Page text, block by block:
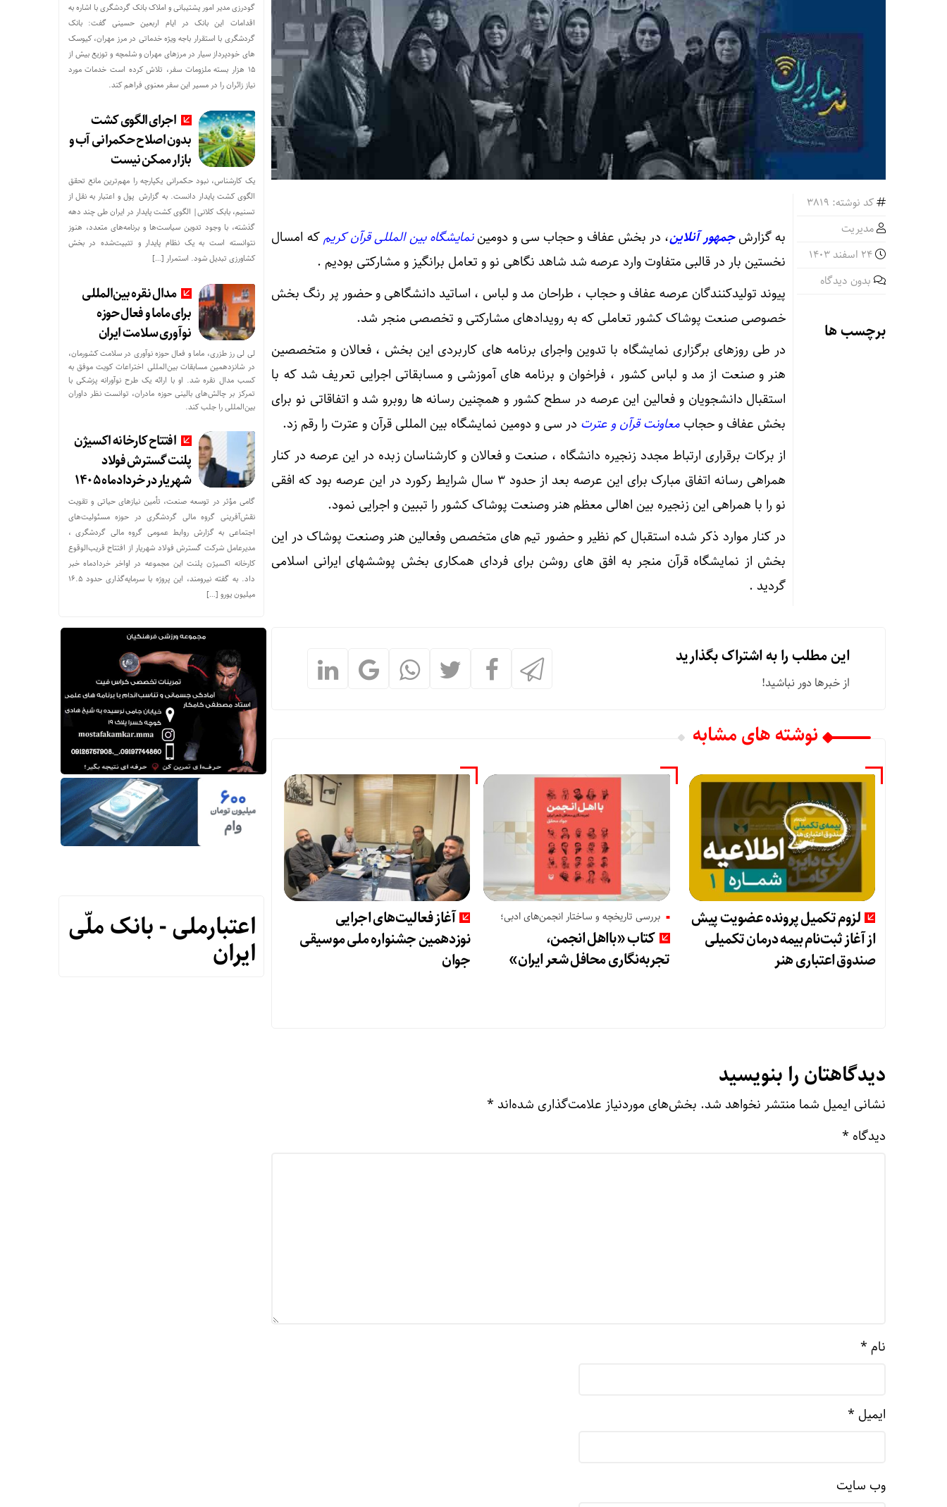
کد نوشته: 3819
مدیریت
بدون دیدگاه
برچسب ها
به گزارشجمهور آنلاین، در بخش عفاف و حجاب سی و دومیننمایشگاه بین المللی قرآن کریمکه امسال
نخستین بار در قالبی متفاوت وارد عرصه شد شاهد نگاهی نو و تعامل برانگیز و مشارکتی بودیم .
پیوند تولیدکنندگان عرصه عفاف و حجاب ، طراحان مد و لباس ، اساتید دانشگاهی و حضور پر رنگ بخش
خصوصی صنعت پوشاک کشور تعاملی که به رویدادهای مشارکتی و تخصصی منجر شد.
در طی روزهای برگزاری نمایشگاه با تدوین واجرای برنامه های کاربردی این بخش ، فعالان و متخصصین
هنر و صنعت از مد و لباس کشور ، فراخوان و برنامه های آموزشی و مسابقاتی اجرایی تعریف شد که با
استقبال دانشجویان و فعالین این عرصه در سطح کشور و همچنین رسانه ها روبرو شد و اتفاقاتی نو برای
بخش عفاف و حجاب معاونت قرآن و عترت در سی و دومین نمایشگاه بین المللی قرآن و عترت را رقم زد.
از برکات برقراری ارتباط مجدد زنجیره دانشگاه ، صنعت و فعالان و کارشناسان زبده در این عرصه در کنار
همراهی رسانه اتفاق مبارک برای این عرصه بعد از حدود ۳ سال شرایط رکورد در این عرصه بود که افقی
نو را با همراهی این زنجیره بین اهالی معظم هنر وصنعت پوشاک کشور را تببین و اجرایی نمود.
در کنار موارد ذکر شده استقبال کم نظیر و حضور تیم های متخصص وفعالین هنر وصنعت پوشاک در این
بخش از نمایشگاه قرآن منجر به افق های روشن برای فردای همکاری بخش پوششهای ایرانی اسلامی
گردید .
این مطلب را به اشتراک بگذارید
از خبرها دور نباشید!
نوشته های مشابه
لزوم تکمیل پرونده عضویت پیش
از آغاز ثبت‌نام بیمه درمان تکمیلی
صندوق اعتباری هنر
بررسی تاریخچه و ساختار انجمن‌های ادبی؛
کتاب «بااهل انجمن،
تجربه‌نگاری محافل شعر ایران»
آغاز فعالیت‌های اجرایی
نوزدهمین جشنواره ملی موسیقی
جوان
دیدگاهتان را بنویسید
نشانی ایمیل شما منتشر نخواهد شد. بخش‌های موردنیاز علامت‌گذاری شده‌اند *
دیدگاه *
نام *
ایمیل *
وب‌ سایت
گودرزی مدیر امور پشتیبانی و املاک بانک گردشگری با اشاره به
اقدامات این بانک در ایام اربعین حسینی گفت: بانک
گردشگری با استقرار باجه ویژه خدماتی در مرز مهران، کیوسک
های خودپرداز سیار در مرزهای مهران و شلمچه و توزیع بیش از
۱۵ هزار بسته ملزومات سفر، تلاش کرده است خدمات مورد
نیاز زائران را در مسیر این سفر معنوی فراهم کند.
اجرای الگوی کشت
بدون اصلاح حکمرانی آب و
بازار ممکن نیست
یک کارشناس، نبود حکمرانی یکپارچه را مهم‌ترین مانع تحقق
الگوی کشت پایدار دانست. به گزارش پول و اعتبار به نقل از
تسنیم، بابک کلانی| الگوی کشت پایدار در ایران طی چند دهه
گذشته، با وجود تدوین سیاست‌ها و برنامه‌های متعدد، هنوز
نتوانسته است به یک نظام پایدار و تثبیت‌شده در بخش
کشاورزی تبدیل شود. استمرار […]
مدال نقره بین‌المللی
برای ماما و فعال حوزه
نوآوری سلامت ایران
لی لی رز طزری، ماما و فعال حوزه نوآوری در سلامت کشورمان،
در شانزدهمین مسابقات بین‌المللی اختراعات کویت موفق به
کسب مدال نقره شد. او با ارائه یک طرح نوآورانه پزشکی با
تمرکز بر چالش‌های بالینی حوزه مادران، توانست نظر داوران
بین‌المللی را جلب کند.
افتتاح کارخانه اکسیژن
پلنت گسترش فولاد
شهریار در خردادماه ۱۴۰۵
گامی مؤثر در توسعه صنعت، تأمین نیازهای حیاتی و تقویت
نقش‌آفرینی گروه مالی گردشگری در حوزه مسئولیت‌های
اجتماعی به گزارش روابط عمومی گروه مالی گردشگری ،
مدیرعامل شرکت گسترش فولاد شهریار از افتتاح قریب‌الوقوع
کارخانه اکسیژن پلنت این مجموعه در اواخر خردادماه خبر
داد. به گفته نیرومند، این پروژه با سرمایه‌گذاری حدود ۱۶.۵
میلیون یورو […]
اعتبارملی - بانک ملّی
ایران